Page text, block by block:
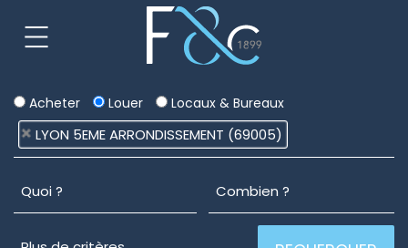
Acheter Louer Locaux & Bureaux
LYON 5EME ARRONDISSEMENT (69005)